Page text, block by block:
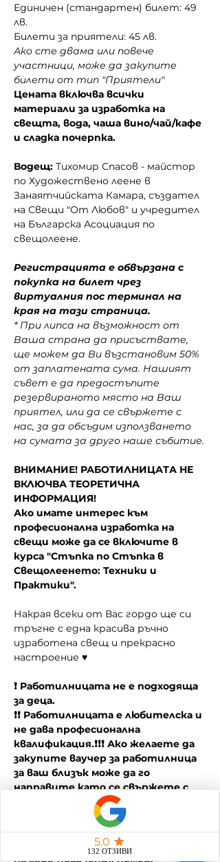
Единичен (стандартен) билет: 49
лв.
Билети за приятели: 45 лв.
Ако сте двама или повече
участници, може да закупите
билети от тип "Приятели"
Цената включва всички
материали за изработка на
свещта, вода, чаша вино/чай/кафе
и сладка почерпка.
Водещ: Тихомир Спасов - майстор
по Художествено леене в
Занаятчийската Камара, създател
на Свещи "От Любов" и учредител
на Българска Асоциация по
свещолеене.
Регистрацията е обвързана с
покупка на билет чрез
виртуалния пос терминал на
края на тази страница.
* При липса на възможност от
Ваша страна да присъствате,
ще можем да Ви възстановим 50%
от заплатената сума. Нашият
съвет е да предостъпите
резервираното място на Ваш
приятел, или да се свържете с
нас, за да обсъдим използването
на сумата за друго наше събитие.
ВНИМАНИЕ! РАБОТИЛНИЦАТА НЕ
ВКЛЮЧВА ТЕОРЕТИЧНА
ИНФОРМАЦИЯ!
Ако имате интерес към
професионална изработка на
свещи може да се включите в
курса "Стъпка по Стъпка в
Свещолеенето: Техники и
Практики".
Накрая всеки от Вас гордо ще си
тръгне с една красива ръчно
изработена свещ и прекрасно
настроение ♥
❗ Работилницата не е подходяща
за деца.
❗❗ Работилницата е любителска и
не дава професионална
квалификация.❗❗❗ Ако желаете да
закупите ваучер за работилница
за ваш близък може да го
направите като се свържете с
нас на 0878995262 (Вайбър)
❗❗❗❗ Предлагаме частни събития за
различни поводи - корпоративни
и лични. За повече информация -
на горе-посочения номер.